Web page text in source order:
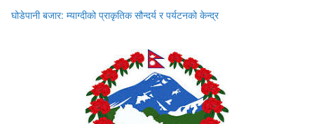
घोडेपानी बजार: म्याग्दीको प्राकृतिक सौन्दर्य र पर्यटनको केन्द्र